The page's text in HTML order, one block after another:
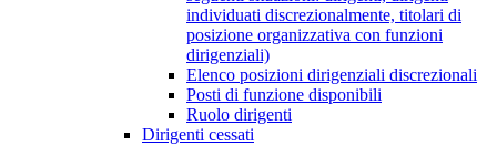
individuati discrezionalmente, titolari di
posizione organizzativa con funzioni
dirigenziali)
Elenco posizioni dirigenziali discrezionali
Posti di funzione disponibili
Ruolo dirigenti
Dirigenti cessati